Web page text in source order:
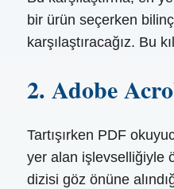
bir ürün seçerken
karşılaştıracağız. Bu
2. Adobe
Tartışırken PDF
yer alan işlevselliğiyle
dizisi göz önüne